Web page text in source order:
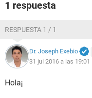
1 respuesta
RESPUESTA 1 / 1
Dr. Joseph Exebio
31 jul 2016 a las 19:01
Hola¡